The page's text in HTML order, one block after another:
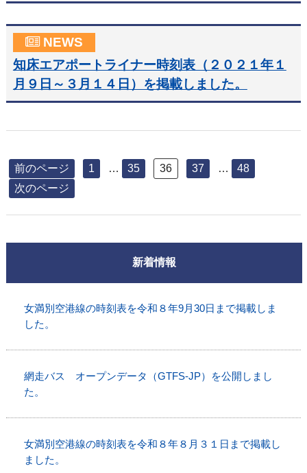
NEWS
知床エアポートライナー時刻表（２０２１年１
月９日～３月１４日）を掲載しました。
稿
の
ペ
ー
前のページ
固
ー
1 …
固
ー
35
固
ー
36
固
ー
37 …
固
ー
48
次のページ
新着情報
女満別空港線の時刻表を令和８年9月30日まで掲載しま
した。
網走バス オープンデータ（GTFS-JP）を公開しまし
た。
女満別空港線の時刻表を令和８年８月３１日まで掲載し
ました。